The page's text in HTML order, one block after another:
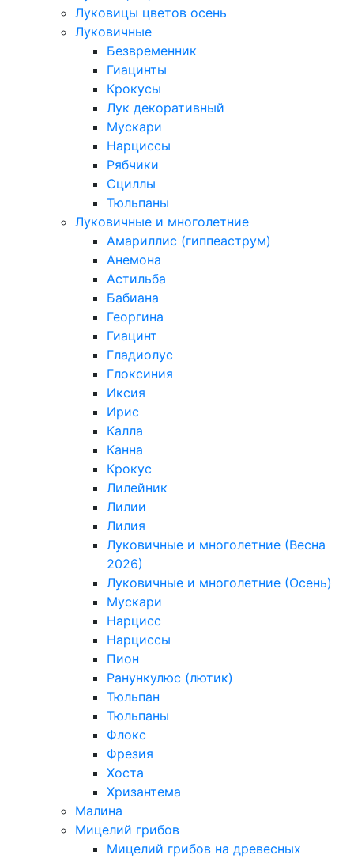
Луковицы цветов осень
Луковичные
Безвременник
Гиацинты
Крокусы
Лук декоративный
Мускари
Нарциссы
Рябчики
Сциллы
Тюльпаны
Луковичные и многолетние
Амариллис (гиппеаструм)
Анемона
Астильба
Бабиана
Георгина
Гиацинт
Гладиолус
Глоксиния
Иксия
Ирис
Калла
Канна
Крокус
Лилейник
Лилии
Лилия
Луковичные и многолетние (Весна
2026)
Луковичные и многолетние (Осень)
Мускари
Нарцисс
Нарциссы
Пион
Ранункулюс (лютик)
Тюльпан
Тюльпаны
Флокс
Фрезия
Хоста
Хризантема
Малина
Мицелий грибов
Мицелий грибов на древесных